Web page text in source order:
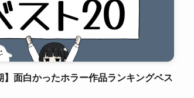
】面白かったホラー作品ランキングベス